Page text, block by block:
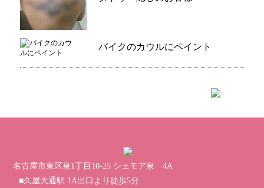
バイクのカウルにペイント
名古屋市東区泉1丁目10-25 シェモア泉 4A
■久屋大通駅 1A出口より徒歩5分